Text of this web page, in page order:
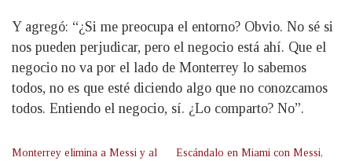
Y agregó: “¿Si me preocupa el entorno? Obvio. No sé si
nos pueden perjudicar, pero el negocio está ahí. Que el
negocio no va por el lado de Monterrey lo sabemos
todos, no es que esté diciendo algo que no conozcamos
todos. Entiendo el negocio, sí. ¿Lo comparto? No”.
Monterrey elimina a Messi y al
Escándalo en Miami con Messi,